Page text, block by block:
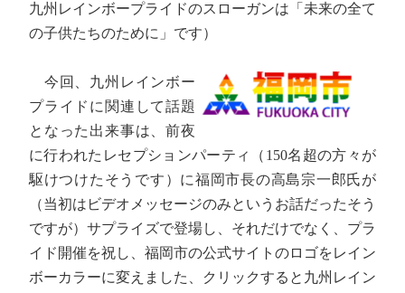
九州レインボープライドのスローガンは「未来の全て
の子供たちのために」です）
今回、九州レインボー
プライドに関連して話題
となった出来事は、前夜
に行われたレセプションパーティ（150名超の方々が
駆けつけたそうです）に福岡市長の高島宗一郎氏が
（当初はビデオメッセージのみというお話だったそう
ですが）サプライズで登場し、それだけでなく、プラ
イド開催を祝し、福岡市の公式サイトのロゴをレイン
ボーカラーに変えました、クリックすると九州レイン